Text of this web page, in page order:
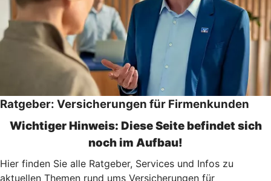
Ratgeber: Versicherungen für Firmenkunden
Wichtiger Hinweis: Diese Seite befindet sich
noch im Aufbau!
Hier finden Sie alle Ratgeber, Services und Infos zu
aktuellen Themen rund ums Versicherungen für